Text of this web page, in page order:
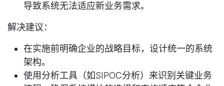
导致系统无法适应新业务需求。
解决建议：
在实施前明确企业的战略目标，设计统一的系统
架构。
使用分析工具（如SIPOC分析）来识别关键业务